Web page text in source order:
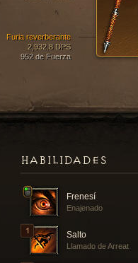
Furia reverberante
2,932.8 DPS
952 de Fuerza
HABILIDADES
Frenesí
Enajenado
Salto
Llamado de Arreat